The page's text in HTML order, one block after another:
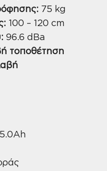
75 kg
100 – 120 cm
96.6 dBa
τοποθέτηση